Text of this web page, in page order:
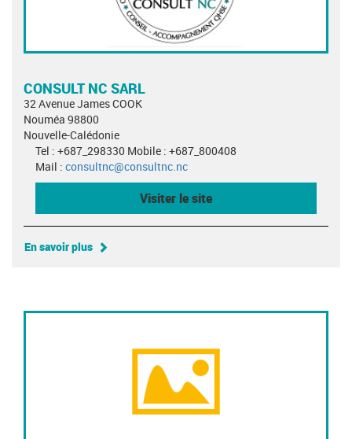
CONSULT NC SARL
32 Avenue James COOK
Nouméa 98800
Nouvelle-Calédonie
Tel : +687_298330 Mobile : +687_800408
Mail : consultnc@consultnc.nc
Visiter le site
En savoir plus